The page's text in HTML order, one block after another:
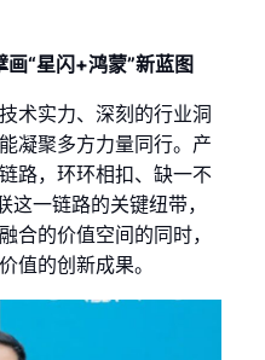
画“星闪+鸿蒙”新蓝图
术实力、深刻的行业洞
凝聚多方力量同行。产
路，环环相扣、缺一不
这一链路的关键纽带，
合的价值空间的同时，
值的创新成果。